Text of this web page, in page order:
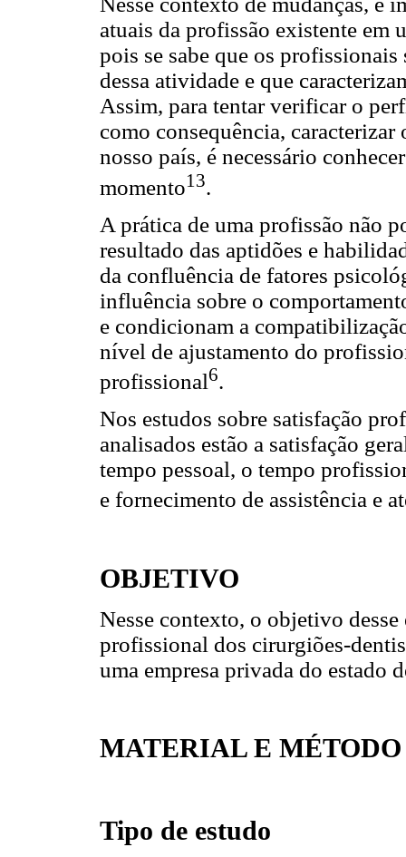
atuais da profissão existente em
pois se sabe que os
dessa atividade e que
Assim, para tentar verificar o
como consequência,
nosso país, é necessário
momento13.
A prática de uma profissão não
resultado das aptidões e
da confluência de fatores
influência sobre o
e condicionam a
nível de ajustamento do
profissional6.
Nos estudos sobre satisfação
analisados estão a satisfação
tempo pessoal, o tempo
e fornecimento de assistência e
OBJETIVO
Nesse contexto, o objetivo
profissional dos cirurgiões-
uma empresa privada do estado
MATERIAL E MÉTODO
Tipo de estudo